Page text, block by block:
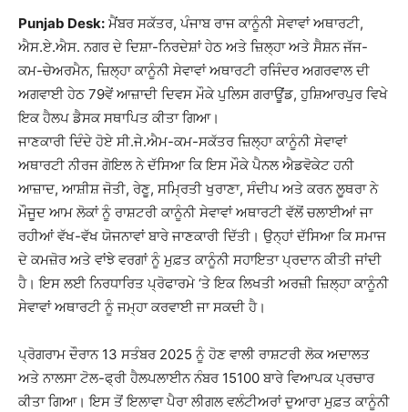
Punjab Desk: ਮੈਂਬਰ ਸਕੱਤਰ, ਪੰਜਾਬ ਰਾਜ ਕਾਨੂੰਨੀ ਸੇਵਾਵਾਂ ਅਥਾਰਟੀ,
ਐਸ.ਏ.ਐਸ. ਨਗਰ ਦੇ ਦਿਸ਼ਾ-ਨਿਰਦੇਸ਼ਾਂ ਹੇਠ ਅਤੇ ਜ਼ਿਲ੍ਹਾ ਅਤੇ ਸੈਸ਼ਨ ਜੱਜ-
ਕਮ-ਚੇਅਰਮੈਨ, ਜ਼ਿਲ੍ਹਾ ਕਾਨੂੰਨੀ ਸੇਵਾਵਾਂ ਅਥਾਰਟੀ ਰਜਿੰਦਰ ਅਗਰਵਾਲ ਦੀ
ਅਗਵਾਈ ਹੇਠ 79ਵੇਂ ਆਜ਼ਾਦੀ ਦਿਵਸ ਮੌਕੇ ਪੁਲਿਸ ਗਰਾਊਂਡ, ਹੁਸ਼ਿਆਰਪੁਰ ਵਿਖੇ
ਇਕ ਹੈਲਪ ਡੈਸਕ ਸਥਾਪਿਤ ਕੀਤਾ ਗਿਆ।
ਜਾਣਕਾਰੀ ਦਿੰਦੇ ਹੋਏ ਸੀ.ਜੇ.ਐਮ-ਕਮ-ਸਕੱਤਰ ਜ਼ਿਲ੍ਹਾ ਕਾਨੂੰਨੀ ਸੇਵਾਵਾਂ
ਅਥਾਰਟੀ ਨੀਰਜ ਗੋਇਲ ਨੇ ਦੱਸਿਆ ਕਿ ਇਸ ਮੌਕੇ ਪੈਨਲ ਐਡਵੋਕੇਟ ਹਨੀ
ਆਜ਼ਾਦ, ਆਸ਼ੀਸ਼ ਜੋਤੀ, ਰੇਣੂ, ਸਮ੍ਰਿਤੀ ਖੁਰਾਣਾ, ਸੰਦੀਪ ਅਤੇ ਕਰਨ ਲੂਥਰਾ ਨੇ
ਮੌਜੂਦ ਆਮ ਲੋਕਾਂ ਨੂੰ ਰਾਸ਼ਟਰੀ ਕਾਨੂੰਨੀ ਸੇਵਾਵਾਂ ਅਥਾਰਟੀ ਵੱਲੋਂ ਚਲਾਈਆਂ ਜਾ
ਰਹੀਆਂ ਵੱਖ-ਵੱਖ ਯੋਜਨਾਵਾਂ ਬਾਰੇ ਜਾਣਕਾਰੀ ਦਿੱਤੀ। ਉਨ੍ਹਾਂ ਦੱਸਿਆ ਕਿ ਸਮਾਜ
ਦੇ ਕਮਜ਼ੋਰ ਅਤੇ ਵਾਂਝੇ ਵਰਗਾਂ ਨੂੰ ਮੁਫ਼ਤ ਕਾਨੂੰਨੀ ਸਹਾਇਤਾ ਪ੍ਰਦਾਨ ਕੀਤੀ ਜਾਂਦੀ
ਹੈ। ਇਸ ਲਈ ਨਿਰਧਾਰਿਤ ਪ੍ਰੋਫਾਰਮੇ ‘ਤੇ ਇਕ ਲਿਖਤੀ ਅਰਜ਼ੀ ਜ਼ਿਲ੍ਹਾ ਕਾਨੂੰਨੀ
ਸੇਵਾਵਾਂ ਅਥਾਰਟੀ ਨੂੰ ਜਮ੍ਹਾ ਕਰਵਾਈ ਜਾ ਸਕਦੀ ਹੈ।
ਪ੍ਰੋਗਰਾਮ ਦੌਰਾਨ 13 ਸਤੰਬਰ 2025 ਨੂੰ ਹੋਣ ਵਾਲੀ ਰਾਸ਼ਟਰੀ ਲੋਕ ਅਦਾਲਤ
ਅਤੇ ਨਾਲਸਾ ਟੋਲ-ਫ੍ਰੀ ਹੈਲਪਲਾਈਨ ਨੰਬਰ 15100 ਬਾਰੇ ਵਿਆਪਕ ਪ੍ਰਚਾਰ
ਕੀਤਾ ਗਿਆ। ਇਸ ਤੋਂ ਇਲਾਵਾ ਪੈਰਾ ਲੀਗਲ ਵਲੰਟੀਅਰਾਂ ਦੁਆਰਾ ਮੁਫ਼ਤ ਕਾਨੂੰਨੀ